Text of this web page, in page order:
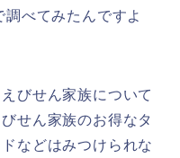
べてみたんですよ
びせん家族について
せん家族のお得なタ
などはみつけられな